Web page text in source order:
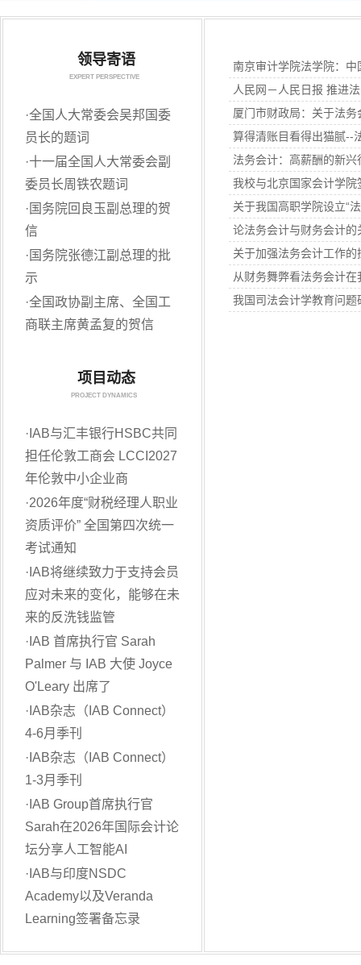
领导寄语
EXPERT PERSPECTIVE
·全国人大常委会吴邦国委
员长的题词
·十一届全国人大常委会副
委员长周铁农题词
· 国务院回良玉副总理的贺
信
· 国务院张德江副总理的批
示
·全国政协副主席、全国工
商联主席黄孟复的贺信
项目动态
PROJECT DYNAMICS
· IAB与汇丰银行HSBC共同
担任伦敦工商会 LCCI2027
年伦敦中小企业商
·2026年度“财税经理人职业
资质评价” 全国第四次统一
考试通知
· IAB将继续致力于支持会员
应对未来的变化，能够在未
来的反洗钱监管
· IAB 首席执行官 Sarah
Palmer 与 IAB 大使 Joyce
O'Leary 出席了
· IAB杂志（IAB Connect）
4-6月季刊
· IAB杂志（IAB Connect）
1-3月季刊
· IAB Group首席执行官
Sarah在2026年国际会计论
坛分享人工智能AI
· IAB与印度NSDC
Academy以及Veranda
Learning签署备忘录
南京审计学院法学院：
人民网－人民日报 推进
厦门市财政局：关于法
算得清账目看得出猫腻--
法务会计：高薪酬的新兴
我校与北京国家会计学
关于我国高职学院设立“
论法务会计与财务会计的
关于加强法务会计工作的
从财务舞弊看法务会计
我国司法会计学教育问题